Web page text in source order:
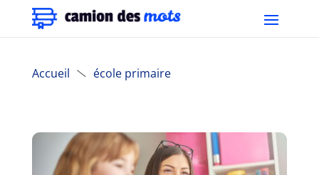
Accueil  école primaire